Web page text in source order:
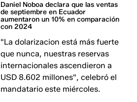
Daniel Noboa declara que las ventas
de septiembre en Ecuador
aumentaron un 10% en comparación
con 2024
"La dolarizacion está más fuerte
que nunca, nuestras reservas
internacionales ascendieron a
USD 8.602 millones", celebró el
mandatario este miércoles.